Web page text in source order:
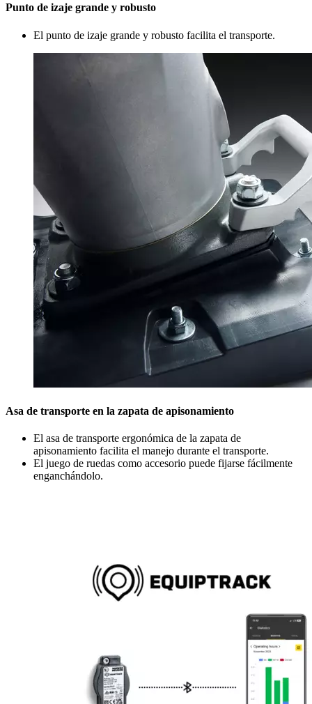
Punto de izaje grande y robusto
El punto de izaje grande y robusto facilita el transporte.
Asa de transporte en la zapata de apisonamiento
El asa de transporte ergonómica de la zapata de
apisonamiento facilita el manejo durante el transporte.
El juego de ruedas como accesorio puede fijarse fácilmente
enganchándolo.